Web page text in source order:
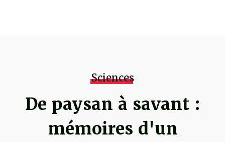
Sciences
De paysan à savant :
mémoires d'un